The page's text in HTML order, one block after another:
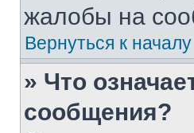
жалобы на
Вернуться к началу
» Что
сообщения?